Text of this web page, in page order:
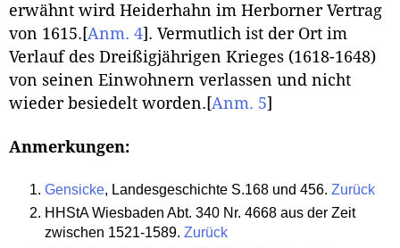
erwähnt wird Heiderhahn im Herborner Vertrag
von 1615. [Anm. 4] . Vermutlich ist der Ort im
Verlauf des Dreißigjährigen Krieges (1618-1648)
von seinen Einwohnern verlassen und nicht
wieder besiedelt worden. [Anm. 5]
Anmerkungen:
Gensicke, Landesgeschichte S.168 und 456. Zurück
HHStA Wiesbaden Abt. 340 Nr. 4668 aus der Zeit
zwischen 1521-1589. Zurück